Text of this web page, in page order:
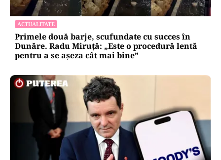
ACTUALITATE
Primele două barje, scufundate cu succes în
Dunăre. Radu Miruță: „Este o procedură lentă
pentru a se așeza cât mai bine”